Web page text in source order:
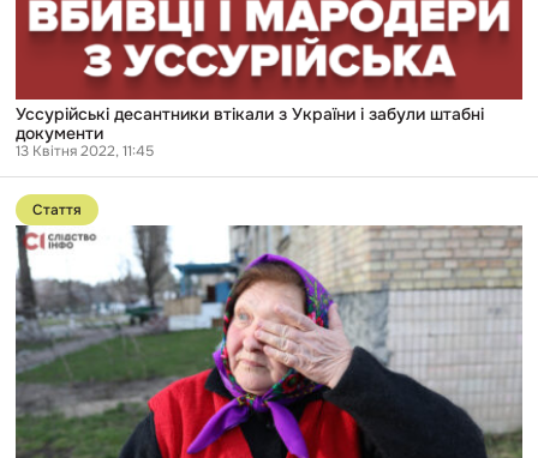
Уссурійські десантники втікали з України і забули штабні
документи
13 Квітня 2022, 11:45
Перейти
до
публікації
Тих,
хто
намагався
втекти
села
розстрілювали:
росіяни
тримали
Стаття